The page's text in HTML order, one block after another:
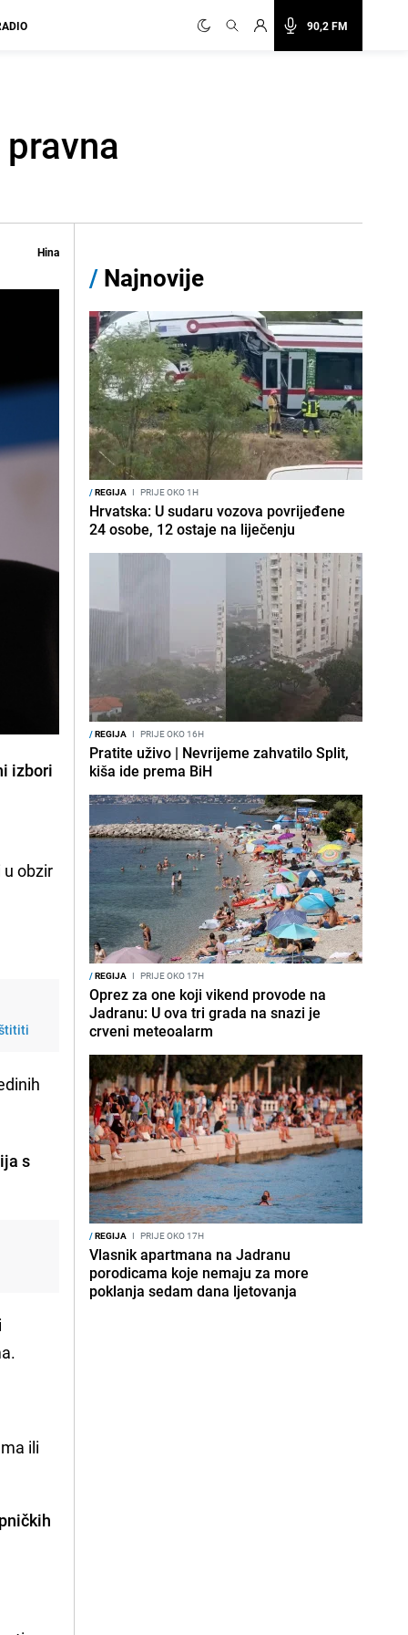
90,2 FM
Hina
izbori
obzir
s
ili
/ Najnovije
/REGIJA I PRIJE OKO 1H
Hrvatska: U sudaru vozova povrijeđene
24 osobe, 12 ostaje na liječenju
/REGIJA I PRIJE OKO 16H
Pratite uživo | Nevrijeme zahvatilo Split,
kiša ide prema BiH
/REGIJA I PRIJE OKO 17H
Oprez za one koji vikend provode na
Jadranu: U ova tri grada na snazi je
crveni meteoalarm
/REGIJA I PRIJE OKO 17H
Vlasnik apartmana na Jadranu
porodicama koje nemaju za more
poklanja sedam dana ljetovanja